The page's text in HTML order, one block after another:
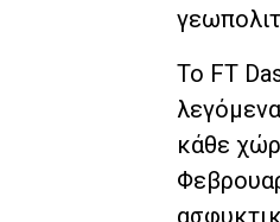
Το FT
λεγόμενα
κάθε